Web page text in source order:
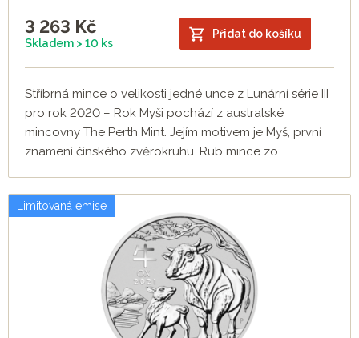
3 263 Kč
Skladem > 10 ks
Přidat do košíku
Stříbrná mince o velikosti jedné unce z Lunární série III
pro rok 2020 – Rok Myši pochází z australské
mincovny The Perth Mint. Jejím motivem je Myš, první
znamení čínského zvěrokruhu. Rub mince zo...
Limitovaná emise